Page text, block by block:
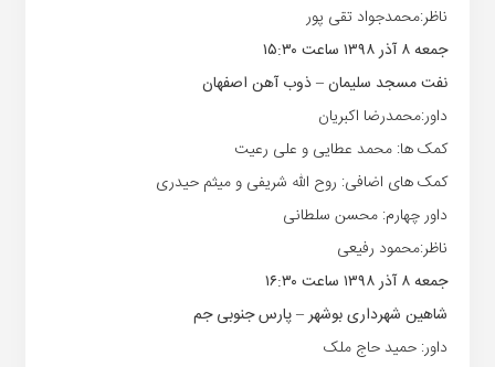
ناظر:محمدجواد تقی پور
جمعه ۸ آذر ۱۳۹۸ ساعت ۱۵:۳۰
نفت مسجد سلیمان – ذوب آهن اصفهان
داور:محمدرضا اکبریان
کمک ها: محمد عطایی و علی رعیت
کمک های اضافی: روح الله شریفی و میثم حیدری
داور چهارم: محسن سلطانی
ناظر:محمود رفیعی
جمعه ۸ آذر ۱۳۹۸ ساعت ۱۶:۳۰
شاهین شهرداری بوشهر – پارس جنوبی جم
داور: حمید حاج ملک